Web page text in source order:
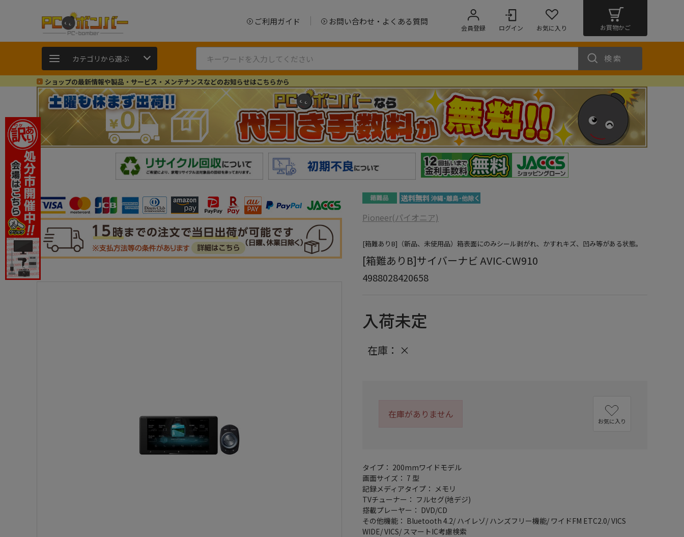
ご利用ガイド お問い合わせ・よくある質問
会員登録 ログイン お気に入り お買物かご
カテゴリから選ぶ 検索
ショップの最新情報や製品・サービス・メンテナンスなどのお知らせはこちらから
Pioneer(パイオニア)
[箱難ありB]（新品、未使用品）箱表面にのみシール剥がれ、かすれキズ、凹み等がある状態。
[箱難ありB]サイバーナビ AVIC-CW910
4988028420658
入荷未定
在庫： ×
在庫がありません
お気に入り
タイプ： 200mmワイドモデル
画面サイズ： 7 型
記録メディアタイプ： メモリ
TVチューナー： フルセグ(地デジ)
搭載プレーヤー： DVD/CD
その他機能： Bluetooth 4.2/ ハイレゾ/ ハンズフリー機能/ ワイドFM ETC2.0/ VICS
WIDE/ VICS/ スマートIC考慮検索